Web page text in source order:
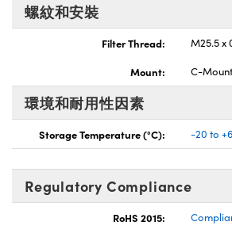
螺紋和安裝
Filter Thread:
M25.5 x
Mount:
C-Mount
環境和耐用性因素
Storage Temperature (°C): -20 to
Regulatory Compliance
RoHS 2015: